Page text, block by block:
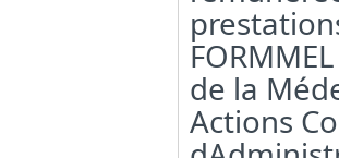
de la
Actions